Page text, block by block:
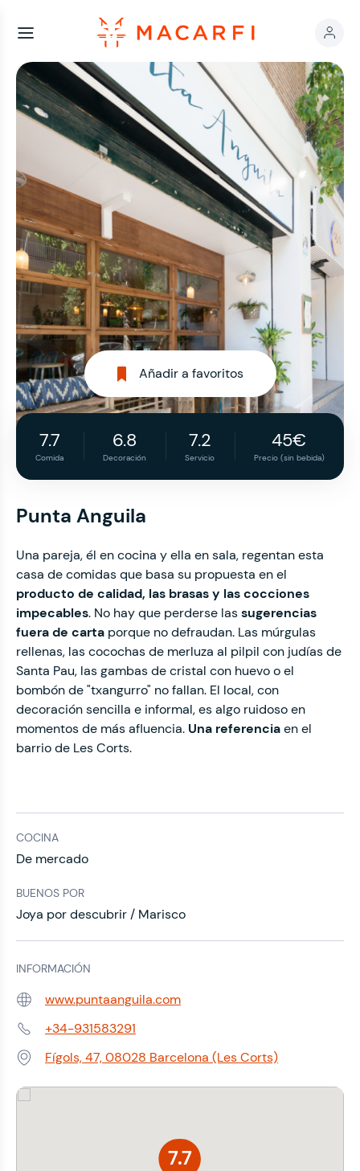
Añadir a favoritos
7.7
Comida
6.8
Decoración
7.2
Servicio
45€
Precio (sin bebida)
Punta Anguila
Una pareja, él en cocina y ella en sala, regentan esta
casa de comidas que basa su propuesta en el
producto de calidad, las brasas y las cocciones
impecables. No hay que perderse lassugerencias
fuera de carta porque no defraudan. Las múrgulas
rellenas, las cocochas de merluza al pilpil con judías de
Santa Pau, las gambas de cristal con huevo o el
bombón de "txangurro" no fallan. El local, con
decoración sencilla e informal, es algo ruidoso en
momentos de más afluencia. Una referenciaen el
barrio de Les Corts.
COCINA
De mercado
BUENOS POR
Joya por descubrir / Marisco
INFORMACIÓN
Web: www.puntaanguila.com
Teléfono:+34-931583291
Dirección:Fígols, 47, 08028 Barcelona (Les Corts)
7.7